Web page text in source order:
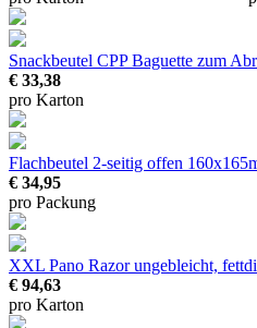
Snackbeutel CPP Baguette zum
€ 33,38
pro Karton
Flachbeutel 2-seitig offen
€ 34,95
pro Packung
XXL Pano Razorungebleicht,
€ 94,63
pro Karton